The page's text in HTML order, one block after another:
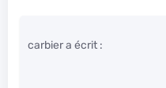
carbier a écrit :